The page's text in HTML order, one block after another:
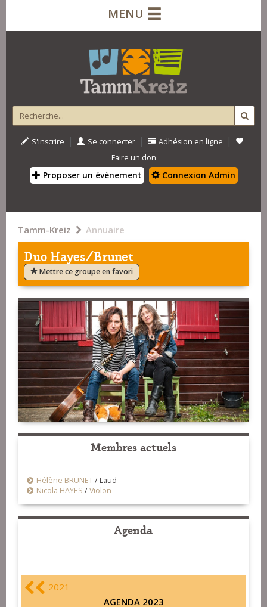
MENU
S'inscrire | Se connecter | Adhésion en ligne |
Faire un don
Proposer un évènement Connexion Admin
Tamm-Kreiz Annuaire
Duo Hayes/Brunet
Mettre ce groupe en favori
Membres actuels
Hélène BRUNET/ Laud
Nicola HAYES /Violon
Agenda
2021
AGENDA 2023